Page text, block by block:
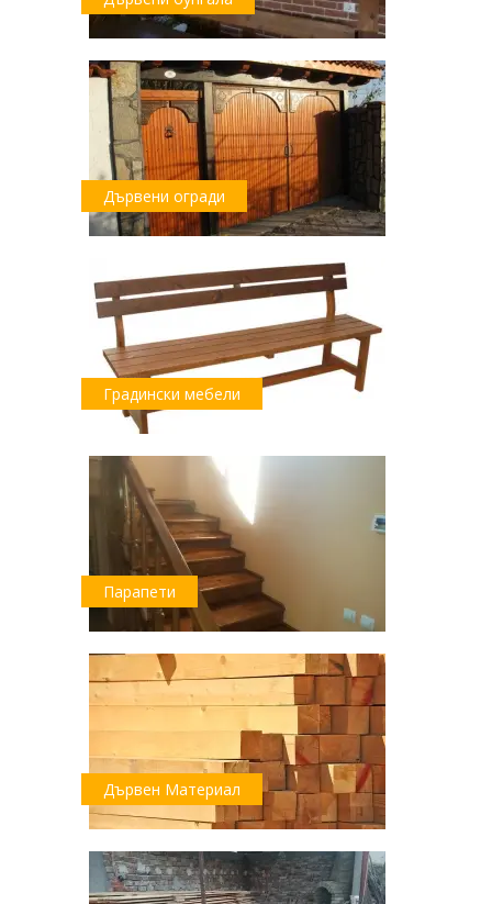
Дървени огради
Градински мебели
Парапети
Дървен Материал